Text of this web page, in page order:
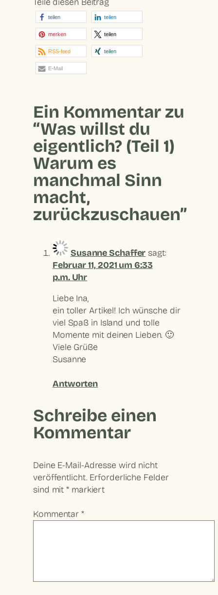
teilen teilen
merken teilen
RSS-feed teilen
E-Mail
Ein Kommentar zu
“Was willst du
eigentlich? (Teil 1)
Warum es
manchmal Sinn
macht,
zurückzuschauen”
Susanne Schaffer sagt:
Februar 11, 2021 um 6:33
p.m. Uhr
Liebe Ina,
ein toller Artikel! Ich wünsche dir
viel Spaß in Island und tolle
Momente mit deinen Lieben. 🙂
Viele Grüße
Susanne
Antworten
Schreibe einen
Kommentar
Deine E-Mail-Adresse wird nicht
veröffentlicht. Erforderliche Felder
sind mit* markiert
Kommentar*